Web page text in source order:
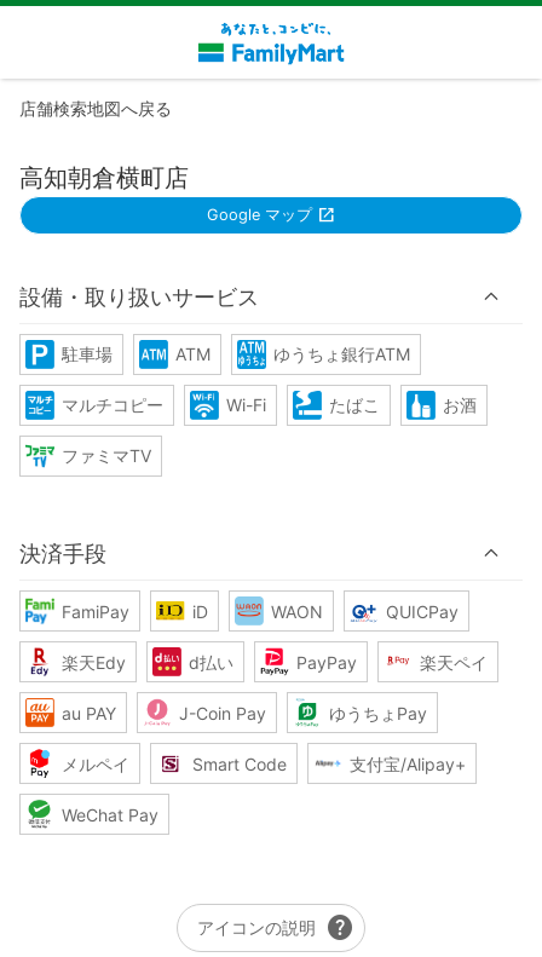
店舗検索地図へ戻る
高知朝倉横町店
Google マップ
設備・取り扱いサービス
駐車場 ATM ゆうちょ銀行ATM
マルチコピー Wi-Fi たばこ お酒
ファミマTV
決済手段
FamiPay iD WAON QUICPay
楽天Edy d払い PayPay 楽天ペイ
au PAY J-Coin Pay ゆうちょPay
メルペイ Smart Code 支付宝/Alipay+
WeChat Pay
アイコンの説明 help